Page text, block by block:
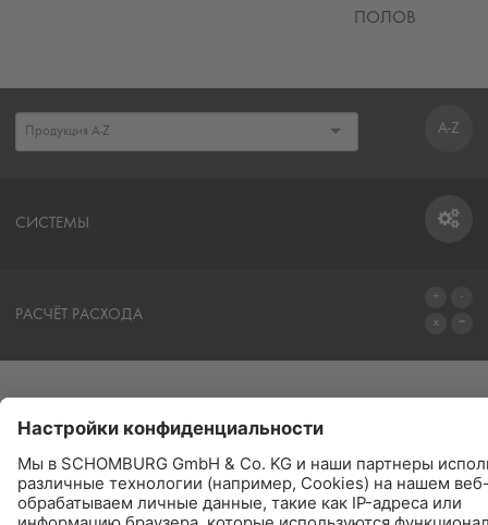
ПОЛОВ
A-Z
СИСТЕМЫ
РАСЧЁТ РАСХОДА
ПРОДУКТЫ
НАЙТИ - КУПИТЬ - ИНФОРМИРУЕТ